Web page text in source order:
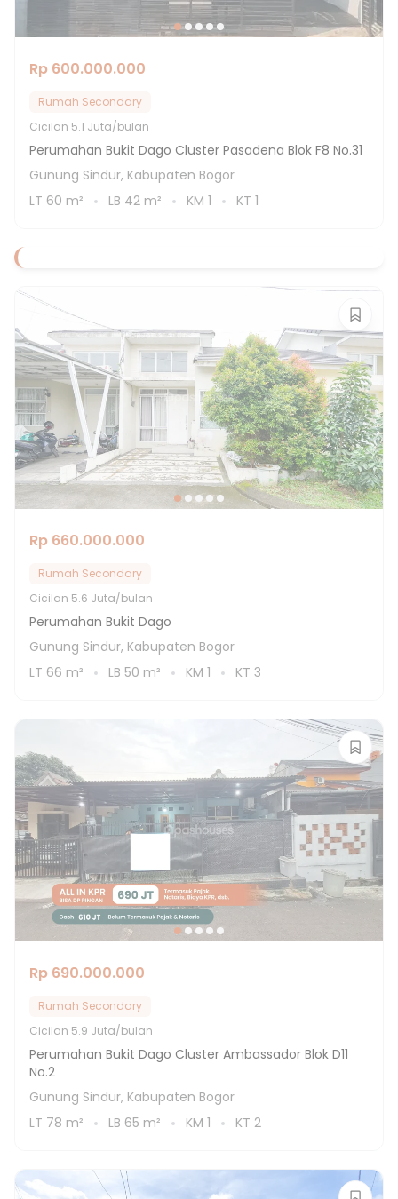
Rp 600.000.000
Rumah Secondary
Cicilan 5.1 Juta/bulan
Perumahan Bukit Dago Cluster Pasadena Blok F8 No.31
Gunung Sindur, Kabupaten Bogor
LT 60 m² LB 42 m² KM 1 KT 1
Rp 660.000.000
Rumah Secondary
Cicilan 5.6 Juta/bulan
Perumahan Bukit Dago
Gunung Sindur, Kabupaten Bogor
LT 66 m² LB 50 m² KM 1 KT 3
Rp 690.000.000
Rumah Secondary
Cicilan 5.9 Juta/bulan
Perumahan Bukit Dago Cluster Ambassador Blok D11
No.2
Gunung Sindur, Kabupaten Bogor
LT 78 m² LB 65 m² KM 1 KT 2